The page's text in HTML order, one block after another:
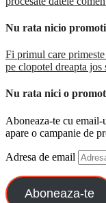
Nu rata nicio
Fi primul care
pe clopotel dreapta jos
Nu rata nici o
Aboneaza-te cu
apare o campanie de
Adresa de email
Aboneaza-te